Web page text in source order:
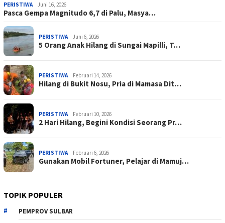
PERISTIWA Juni 16, 2026
Pasca Gempa Magnitudo 6,7 di Palu, Masya…
PERISTIWA Juni 6, 2026
5 Orang Anak Hilang di Sungai Mapilli, T…
PERISTIWA Februari 14, 2026
Hilang di Bukit Nosu, Pria di Mamasa Dit…
PERISTIWA Februari 10, 2026
2 Hari Hilang, Begini Kondisi Seorang Pr…
PERISTIWA Februari 6, 2026
Gunakan Mobil Fortuner, Pelajar di Mamuj…
TOPIK POPULER
PEMPROV SULBAR